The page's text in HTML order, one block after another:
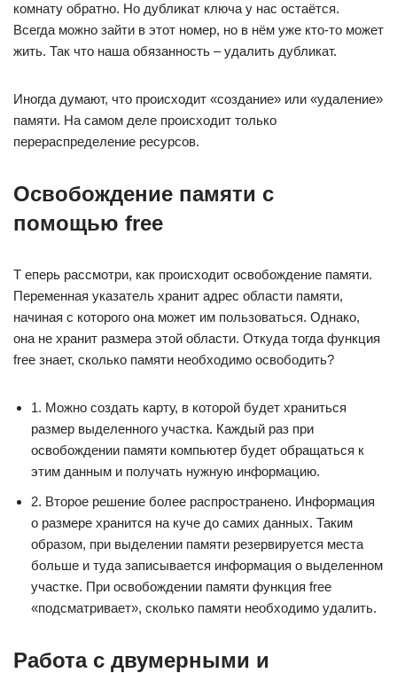
комнату обратно. Но дубликат ключа у нас остаётся.
Всегда можно зайти в этот номер, но в нём уже кто-то может
жить. Так что наша обязанность – удалить дубликат.
Иногда думают, что происходит «создание» или «удаление»
памяти. На самом деле происходит только
перераспределение ресурсов.
Освобождение памяти с
помощью free
Т еперь рассмотри, как происходит освобождение памяти.
Переменная указатель хранит адрес области памяти,
начиная с которого она может им пользоваться. Однако,
она не хранит размера этой области. Откуда тогда функция
free знает, сколько памяти необходимо освободить?
1. Можно создать карту, в которой будет храниться
размер выделенного участка. Каждый раз при
освобождении памяти компьютер будет обращаться к
этим данным и получать нужную информацию.
2. Второе решение более распространено. Информация
о размере хранится на куче до самих данных. Таким
образом, при выделении памяти резервируется места
больше и туда записывается информация о выделенном
участке. При освобождении памяти функция free
«подсматривает», сколько памяти необходимо удалить.
Работа с двумерными и